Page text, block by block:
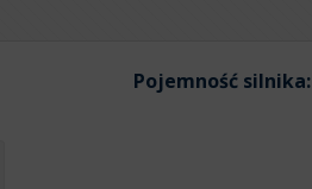
Pojemność silnika: